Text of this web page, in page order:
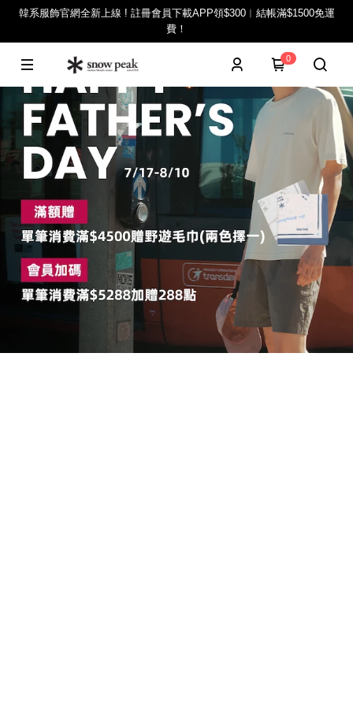
韓系服飾官網全新上線 ! 註冊會員下載APP領$300︱結帳滿$1500免運
費！
0